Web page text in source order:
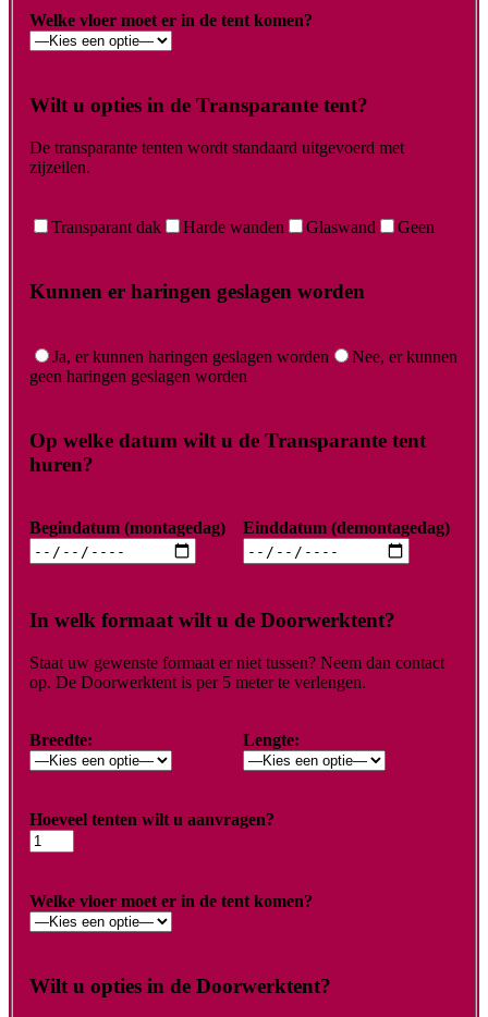
Welke vloer moet er in de tent komen?
Wilt u opties in de Transparante tent?
De transparante tenten wordt standaard uitgevoerd met
zijzeilen.
Transparant dak Harde wanden Glaswand Geen
Kunnen er haringen geslagen worden
Ja, er kunnen haringen geslagen worden
Nee, er kunnen
geen haringen geslagen worden
Op welke datum wilt u de Transparante tent
huren?
Begindatum (montagedag) Einddatum (demontagedag)
In welk formaat wilt u de Doorwerktent?
Staat uw gewenste formaat er niet tussen? Neem dan contact
op. De Doorwerktent is per 5 meter te verlengen.
Breedte: Lengte:
Hoeveel tenten wilt u aanvragen?
Welke vloer moet er in de tent komen?
Wilt u opties in de Doorwerktent?